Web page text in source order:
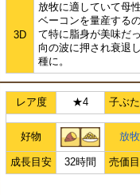
3D
放牧に適していて母性
ベーコンを量産する
て特に脂身が美味だ
向の波に押され衰退
種に。
レア度 ★4 子ぶ
好物 放牧
成長目安 32時間 売価